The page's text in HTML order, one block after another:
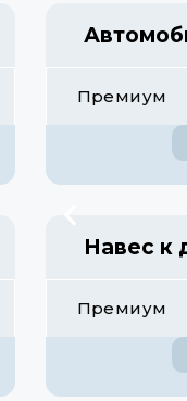
Премиум
Навес к
Премиум